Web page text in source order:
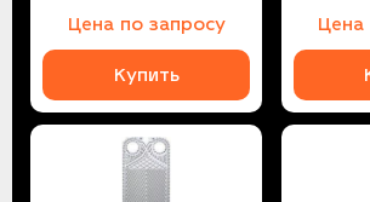
Цена по запросу
Купить
Цена